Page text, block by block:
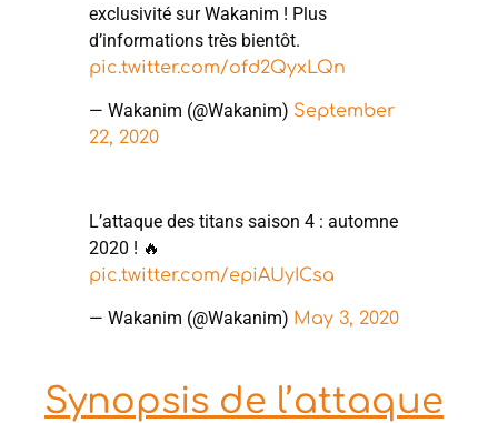
exclusivité sur Wakanim ! Plus
d’informations très bientôt.
pic.twitter.com/ofd2QyxLQn
— Wakanim (@Wakanim) September
22, 2020
L’attaque des titans saison 4 : automne
2020 ! 🔥
pic.twitter.com/epiAUyICsa
— Wakanim (@Wakanim) May 3, 2020
Synopsis de l’attaque